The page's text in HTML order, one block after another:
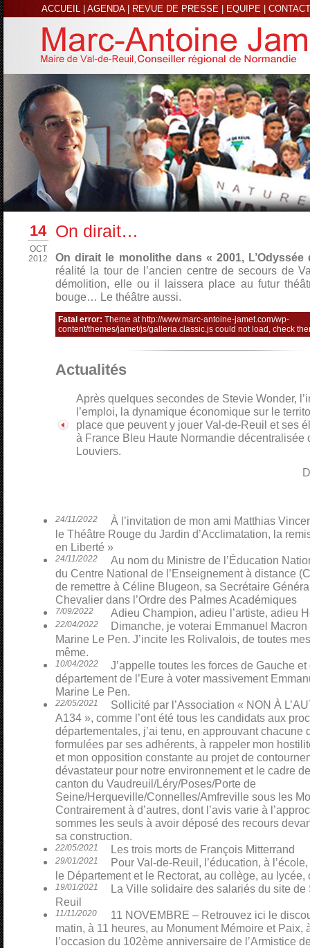
ACCUEIL AGENDA| REVUE DE PRESSE EQUIPE CONTACT
14
OCT
2012
On dirait…
On dirait le monolithe dans « 2001, L’Odyssée
réalité la tour de l’ancien centre de secours de
démolition, elle ou il laissera place au futur
bouge… Le théâtre aussi.
Fatal error: Theme at http://www.marc-antoine-jamet.com/wp-
content/themes/jamet/js/galleria.classic.js could not load, check
Actualités
Après quelques secondes de Stevie Wonder,
l’emploi, la dynamique économique sur le
place que peuvent y jouer Val-de-Reuil et ses
à France Bleu Haute Normandie décentralisée
Louviers.
24/11/2022
À l’invitation de mon ami Matthias
le Théâtre Rouge du Jardin d’Acclimatation, la
en Liberté »
24/11/2022
Au nom du Ministre de l’Éducation
du Centre National de l’Enseignement à distance
de remettre à Céline Blugeon, sa Secrétaire
Chevalier dans l’Ordre des Palmes Académiques
7/09/2022 Adieu Champion, adieu l’artiste, adieu
22/04/2022
Dimanche, je voterai Emmanuel
Marine Le Pen. J’incite les Rolivalois, de toutes
même.
10/04/2022
J’appelle toutes les forces de Gauche
département de l’Eure à voter massivement
Marine Le Pen.
22/05/2021
Sollicité par l’Association « NON À
A134 », comme l’ont été tous les candidats aux
départementales, j’ai tenu, en approuvant chacune
formulées par ses adhérents, à rappeler mon
et mon opposition constante au projet de
dévastateur pour notre environnement et le cadre
canton du Vaudreuil/Léry/Poses/Porte de
Seine/Herqueville/Connelles/Amfreville sous les
Contrairement à d’autres, dont l’avis varie à
sommes les seuls à avoir déposé des recours
sa construction.
22/05/2021 Les trois morts de François Mitterrand
29/01/2021
Pour Val-de-Reuil, l’éducation, à
le Département et le Rectorat, au collège, au lycée,
19/01/2021
La Ville solidaire des salariés du site de
Reuil
11/11/2020
11 NOVEMBRE – Retrouvez ici le
matin, à 11 heures, au Monument Mémoire et Paix,
l’occasion du 102ème anniversaire de l’Armistice